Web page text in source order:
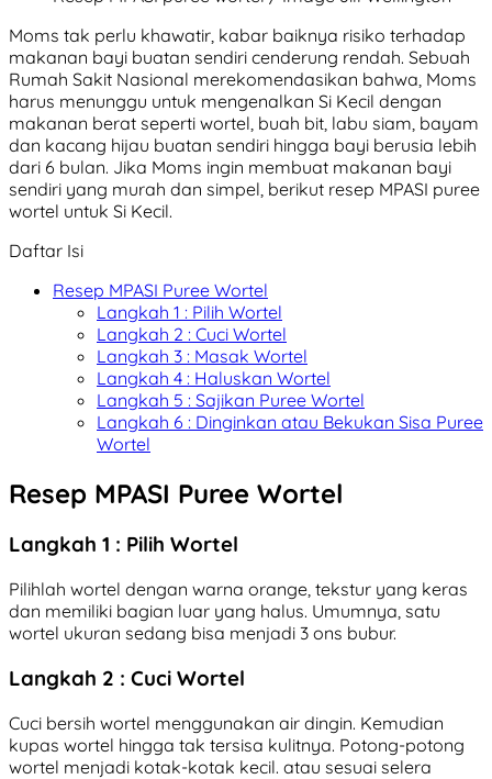
Moms tak perlu khawatir, kabar baiknya risiko terhadap
makanan bayi buatan sendiri cenderung rendah. Sebuah
Rumah Sakit Nasional merekomendasikan bahwa, Moms
harus menunggu untuk mengenalkan Si Kecil dengan
makanan berat seperti wortel, buah bit, labu siam, bayam
dan kacang hijau buatan sendiri hingga bayi berusia lebih
dari 6 bulan. Jika Moms ingin membuat makanan bayi
sendiri yang murah dan simpel, berikut resep MPASI puree
wortel untuk Si Kecil.
Daftar Isi
Resep MPASI Puree Wortel
Langkah 1 : Pilih Wortel
Langkah 2 : Cuci Wortel
Langkah 3 : Masak Wortel
Langkah 4 : Haluskan Wortel
Langkah 5 : Sajikan Puree Wortel
Langkah 6 : Dinginkan atau Bekukan Sisa Puree
Wortel
Resep MPASI Puree Wortel
Langkah 1 : Pilih Wortel
Pilihlah wortel dengan warna orange, tekstur yang keras
dan memiliki bagian luar yang halus. Umumnya, satu
wortel ukuran sedang bisa menjadi 3 ons bubur.
Langkah 2 : Cuci Wortel
Cuci bersih wortel menggunakan air dingin. Kemudian
kupas wortel hingga tak tersisa kulitnya. Potong-potong
wortel menjadi kotak-kotak kecil. atau sesuai selera